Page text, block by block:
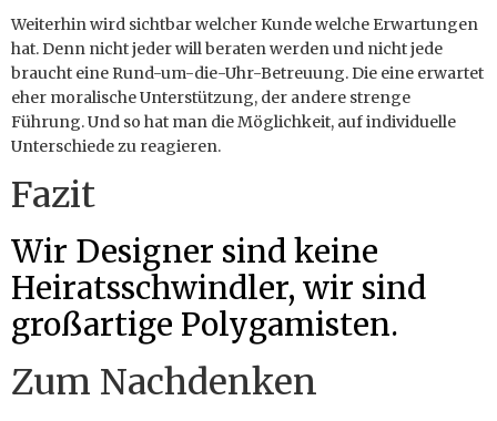
Weiterhin wird sichtbar welcher Kunde welche Erwartungen
hat. Denn nicht jeder will beraten werden und nicht jede
braucht eine Rund-um-die-Uhr-Betreuung. Die eine erwartet
eher moralische Unterstützung, der andere strenge
Führung. Und so hat man die Möglichkeit, auf individuelle
Unterschiede zu reagieren.
Fazit
Wir Designer sind keine
Heiratsschwindler, wir sind
großartige Polygamisten.
Zum Nachdenken